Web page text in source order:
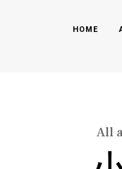
HOME
All